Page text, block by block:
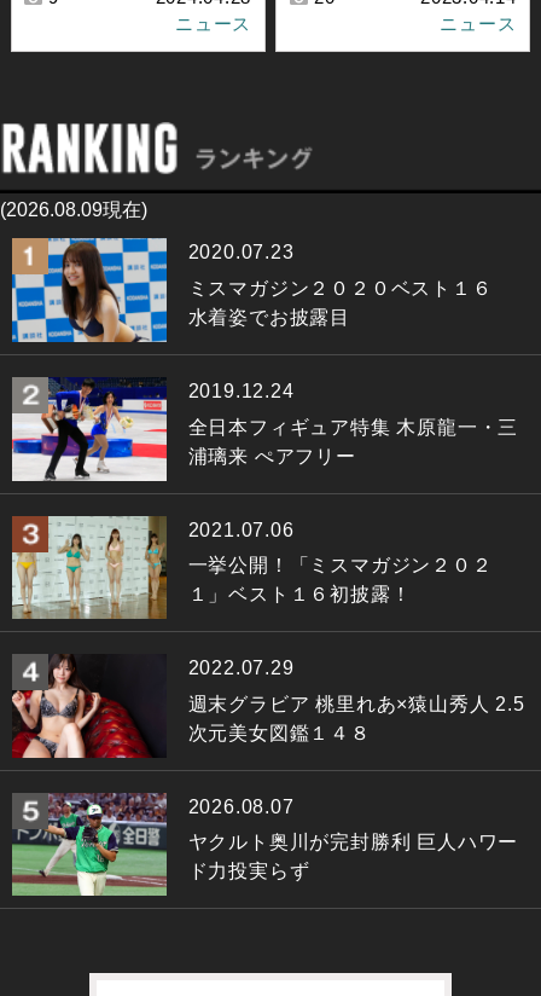
ニュース
ニュース
(2026.08.09現在)
2020.07.23
ミスマガジン２０２０ベスト１６
水着姿でお披露目
2019.12.24
全日本フィギュア特集 木原龍一・三
浦璃来 ぺアフリー
2021.07.06
一挙公開！「ミスマガジン２０２
１」ベスト１６初披露！
2022.07.29
週末グラビア 桃里れあ×猿山秀人 2.5
次元美女図鑑１４８
2026.08.07
ヤクルト奥川が完封勝利 巨人ハワー
ド力投実らず